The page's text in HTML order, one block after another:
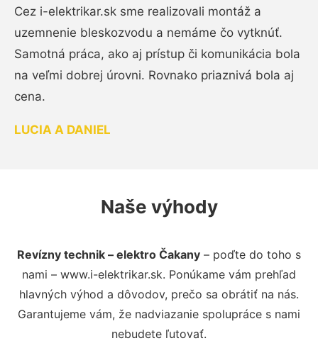
Cez i-elektrikar.sk sme realizovali montáž a
uzemnenie bleskozvodu a nemáme čo vytknúť.
Samotná práca, ako aj prístup či komunikácia bola
na veľmi dobrej úrovni. Rovnako priaznivá bola aj
cena.
LUCIA A DANIEL
Naše výhody
Revízny technik – elektro Čakany – poďte do toho s
nami – www.i-elektrikar.sk. Ponúkame vám prehľad
hlavných výhod a dôvodov, prečo sa obrátiť na nás.
Garantujeme vám, že nadviazanie spolupráce s nami
nebudete ľutovať.